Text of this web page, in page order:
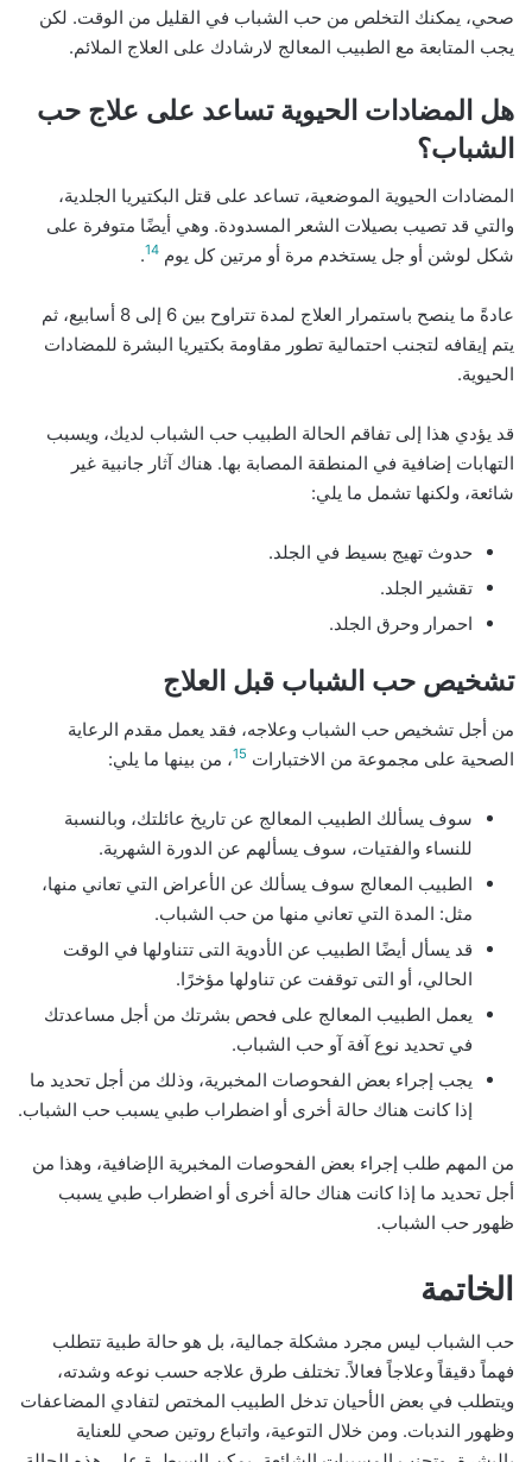
صحي، يمكنك التخلص من حب الشباب في القليل من الوقت. لكن
يجب المتابعة مع الطبيب المعالج لارشادك على العلاج الملائم.
هل المضادات الحيوية تساعد على علاج حب
الشباب؟
المضادات الحيوية الموضعية، تساعد على قتل البكتيريا الجلدية،
والتي قد تصيب بصيلات الشعر المسدودة. وهي أيضًا متوفرة على
شكل لوشن أو جل يستخدم مرة أو مرتين كل يوم 14
.
عادةً ما ينصح باستمرار العلاج لمدة تتراوح بين 6 إلى 8 أسابيع، ثم
يتم إيقافه لتجنب احتمالية تطور مقاومة بكتيريا البشرة للمضادات
الحيوية.
قد يؤدي هذا إلى تفاقم الحالة الطبيب حب الشباب لديك، ويسبب
التهابات إضافية في المنطقة المصابة بها. هناك آثار جانبية غير
شائعة، ولكنها تشمل ما يلي:
حدوث تهيج بسيط في الجلد.
تقشير الجلد.
احمرار وحرق الجلد.
تشخيص حب الشباب قبل العلاج
من أجل تشخيص حب الشباب وعلاجه، فقد يعمل مقدم الرعاية
الصحية على مجموعة من الاختبارات 15، من بينها ما يلي:
سوف يسألك الطبيب المعالج عن تاريخ عائلتك، وبالنسبة
للنساء والفتيات، سوف يسألهم عن الدورة الشهرية.
الطبيب المعالج سوف يسألك عن الأعراض التي تعاني منها،
مثل: المدة التي تعاني منها من حب الشباب.
قد يسأل أيضًا الطبيب عن الأدوية التى تتناولها في الوقت
الحالي، أو التى توقفت عن تناولها مؤخرًا.
يعمل الطبيب المعالج على فحص بشرتك من أجل مساعدتك
في تحديد نوع آفة آو حب الشباب.
يجب إجراء بعض الفحوصات المخبرية، وذلك من أجل تحديد ما
إذا كانت هناك حالة أخرى أو اضطراب طبي يسبب حب الشباب.
من المهم طلب إجراء بعض الفحوصات المخبرية الإضافية، وهذا من
أجل تحديد ما إذا كانت هناك حالة أخرى أو اضطراب طبي يسبب
ظهور حب الشباب.
الخاتمة
حب الشباب ليس مجرد مشكلة جمالية، بل هو حالة طبية تتطلب
فهماً دقيقاً وعلاجاً فعالاً. تختلف طرق علاجه حسب نوعه وشدته،
ويتطلب في بعض الأحيان تدخل الطبيب المختص لتفادي المضاعفات
وظهور الندبات. ومن خلال التوعية، واتباع روتين صحي للعناية